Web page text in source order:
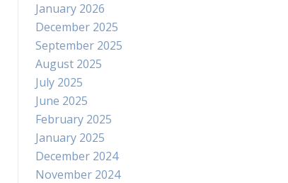
January 2026
December 2025
September 2025
August 2025
July 2025
June 2025
February 2025
January 2025
December 2024
November 2024